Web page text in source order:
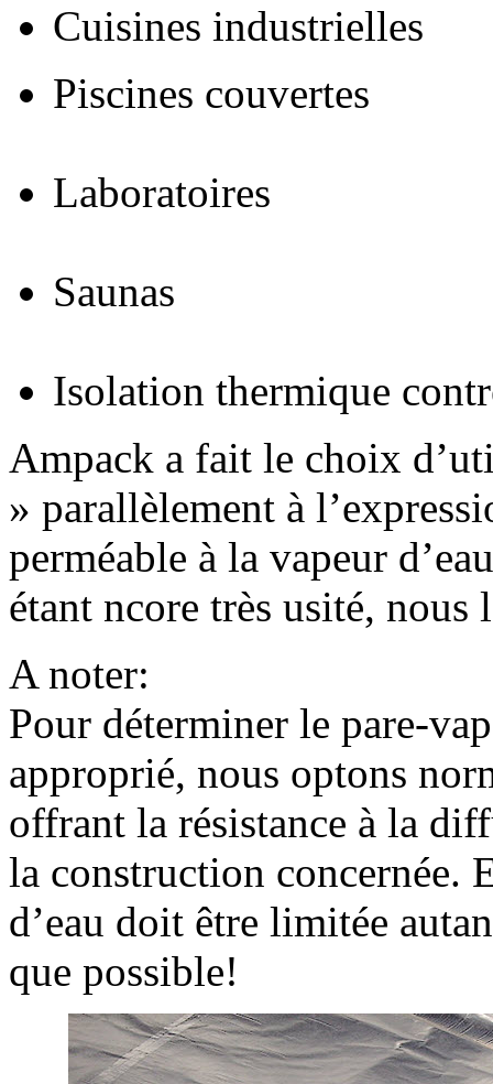
Cuisines industrielles
Piscines couvertes
Laboratoires
Saunas
Isolation thermique
Ampack a fait le choix
» parallèlement à
perméable à la vapeur
étant ncore très usité,
A noter:
Pour déterminer le pare-
approprié, nous optons
offrant la résistance à la
la construction concernée.
d’eau doit être limitée
que possible!